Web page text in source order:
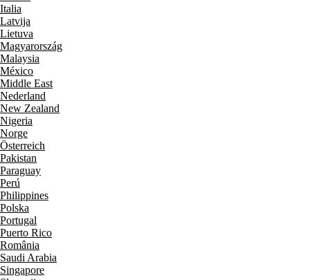
Italia
Latvija
Lietuva
Magyarország
Malaysia
México
Middle East
Nederland
New Zealand
Nigeria
Norge
Österreich
Pakistan
Paraguay
Perú
Philippines
Polska
Portugal
Puerto Rico
România
Saudi Arabia
Singapore